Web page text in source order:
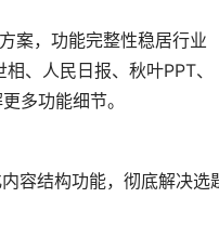
案，功能完整性稳居行业
、人民日报、秋叶PPT、
多功能细节。
容结构功能，彻底解决选